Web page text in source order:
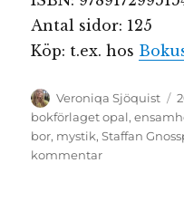
Antal sidor: 125
Köp: t.ex. hos
Författare
Veroniqa Sjöquist
bokförlaget opal,
bor, mystik,Staffan
kommentartill